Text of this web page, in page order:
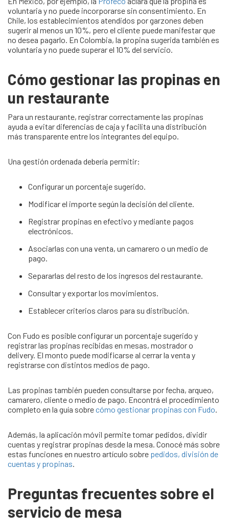
voluntaria y no puede incorporarse sin consentimiento. En
Chile, los establecimientos atendidos por garzones deben
sugerir al menos un 10%, pero el cliente puede manifestar que
no desea pagarlo. En Colombia, la propina sugerida también es
voluntaria y no puede superar el 10% del servicio.
Cómo gestionar las propinas en
un restaurante
Para un restaurante, registrar correctamente las propinas
ayuda a evitar diferencias de caja y facilita una distribución
más transparente entre los integrantes del equipo.
Una gestión ordenada debería permitir:
Configurar un porcentaje sugerido.
Modificar el importe según la decisión del cliente.
Registrar propinas en efectivo y mediante pagos
electrónicos.
Asociarlas con una venta, un camarero o un medio de
pago.
Separarlas del resto de los ingresos del restaurante.
Consultar y exportar los movimientos.
Establecer criterios claros para su distribución.
Con Fudo es posible configurar un porcentaje sugerido y
registrar las propinas recibidas en mesas, mostrador o
delivery. El monto puede modificarse al cerrar la venta y
registrarse con distintos medios de pago.
Las propinas también pueden consultarse por fecha, arqueo,
camarero, cliente o medio de pago. Encontrá el procedimiento
completo en la guía sobrecómo gestionar propinas con Fudo.
Además, la aplicación móvil permite tomar pedidos, dividir
cuentas y registrar propinas desde la mesa. Conocé más sobre
estas funciones en nuestro artículo sobre pedidos, división de
cuentas y propinas.
Preguntas frecuentes sobre el
servicio de mesa